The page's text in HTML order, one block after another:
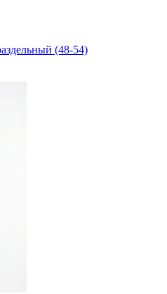
(48-54)